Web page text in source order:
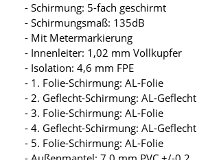
- Schirmung: 5-fach geschirmt
- Schirmungsmaß: 135dB
- Mit Metermarkierung
- Innenleiter: 1,02 mm Vollkupfer
- Isolation: 4,6 mm FPE
- 1. Folie-Schirmung: AL-Folie
- 2. Geflecht-Schirmung: AL-Geflecht
- 3. Folie-Schirmung: AL-Folie
- 4. Geflecht-Schirmung: AL-Geflecht
- 5. Folie-Schirmung: AL-Folie